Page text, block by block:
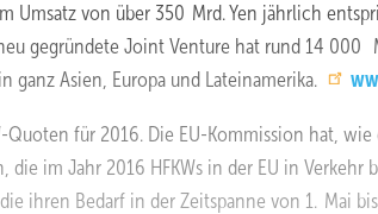
Umsatz von über 350 Mrd. Yen jährlich
gegründete Joint Venture hat rund 14
ganz Asien, Europa und Lateinamerika.
Quoten für 2016. Die EU-Kommission hat,
die im Jahr 2016 HFKWs in der EU in
ihren Bedarf in der Zeitspanne von 1. Mai